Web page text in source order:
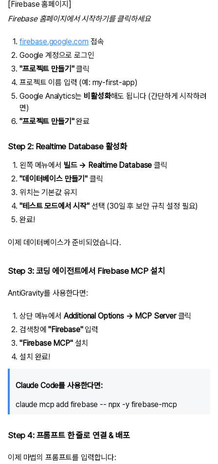
[Firebase 홈페이지]
Firebase 홈페이지에서 시작하기를 클릭하세요
firebase.google.com 접속
Google 계정으로 로그인
"프로젝트 만들기"클릭
프로젝트 이름 입력 (예: my-first-app)
Google Analytics는 비활성화해도 됩니다 (간단하게 시작하려
면)
"프로젝트 만들기"완료
Step 2: Realtime Database 활성화
왼쪽 메뉴에서 빌드 → Realtime Database 클릭
"데이터베이스 만들기" 클릭
위치는 기본값 유지
"테스트 모드에서 시작"선택 (30일 후 보안 규칙 설정 필요)
완료!
이제 데이터베이스가 준비되었습니다.
Step 3: 코딩 에이전트에서 Firebase MCP 설치
AntiGravity를 사용한다면:
상단 메뉴에서 Additional Options → MCP Server클릭
검색창에"Firebase"입력
"Firebase MCP"설치
설치 완료!
Claude Code를 사용한다면:
Step 4: 프롬프트 한 줄로 연결 & 배포
이제 마법의 프롬프트를 입력합니다: